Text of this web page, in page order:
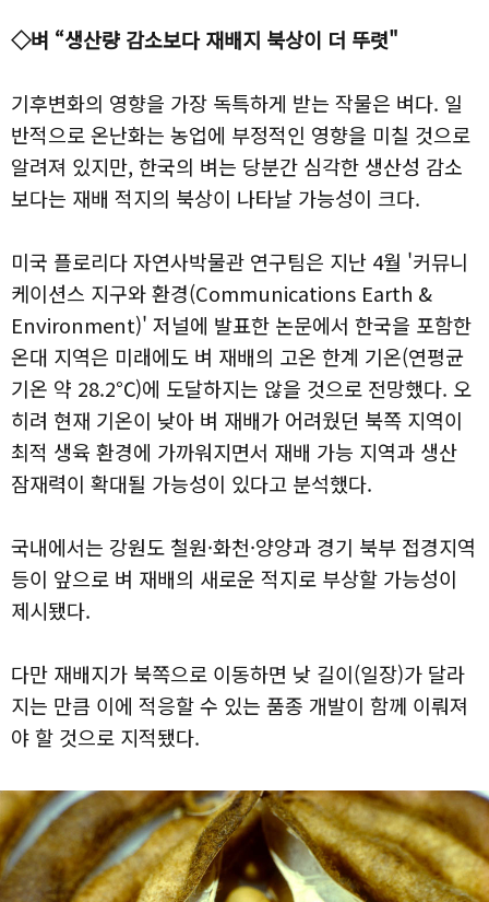
◇벼 “생산량 감소보다 재배지 북상이 더 뚜렷"
기후변화의 영향을 가장 독특하게 받는 작물은 벼다. 일
반적으로 온난화는 농업에 부정적인 영향을 미칠 것으로
알려져 있지만, 한국의 벼는 당분간 심각한 생산성 감소
보다는 재배 적지의 북상이 나타날 가능성이 크다.
미국 플로리다 자연사박물관 연구팀은 지난 4월 '커뮤니
케이션스 지구와 환경(Communications Earth &
Environment)' 저널에 발표한 논문에서 한국을 포함한
온대 지역은 미래에도 벼 재배의 고온 한계 기온(연평균
기온 약 28.2℃)에 도달하지는 않을 것으로 전망했다. 오
히려 현재 기온이 낮아 벼 재배가 어려웠던 북쪽 지역이
최적 생육 환경에 가까워지면서 재배 가능 지역과 생산
잠재력이 확대될 가능성이 있다고 분석했다.
국내에서는 강원도 철원·화천·양양과 경기 북부 접경지역
등이 앞으로 벼 재배의 새로운 적지로 부상할 가능성이
제시됐다.
다만 재배지가 북쪽으로 이동하면 낮 길이(일장)가 달라
지는 만큼 이에 적응할 수 있는 품종 개발이 함께 이뤄져
야 할 것으로 지적됐다.